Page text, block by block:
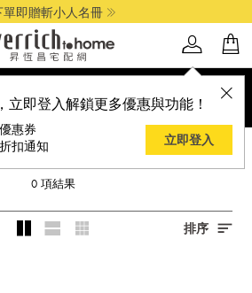
單即贈斬小人名冊
立即登入解鎖更多優惠與功能！
惠券
扣通知
立即登入
KAO 花王
0 項結果
排序